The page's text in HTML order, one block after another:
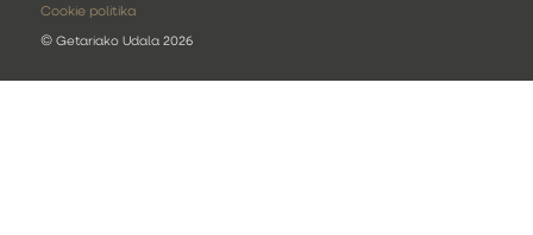
Cookie politika
©Getariako Udala 2026